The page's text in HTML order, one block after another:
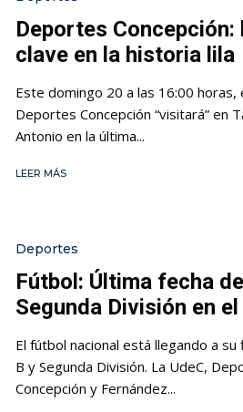
Deportes Concepción:
clave en la historia lila
Este domingo 20 a las 16:00 horas,
Deportes Concepción “visitará” en
Antonio en la última...
LEER MÁS
Deportes
Fútbol: Última fecha
Segunda División en
El fútbol nacional está llegando a su
B y Segunda División. La UdeC,
Concepción y Fernández...